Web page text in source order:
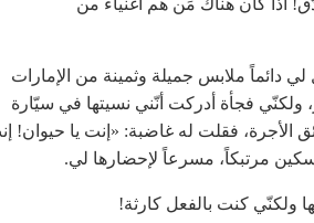
لي دائماً ملابس جميلة وثمينة من الإمارات
فجأة أدركت أنّني نسيتها في سيّارة
الأجرة، فقلت له غاضبة: «إنت يا حيوان!
مرتبكاً، مسرعاً لإحضارها لي.
ولكنّي كنت بالفعل كارثة!